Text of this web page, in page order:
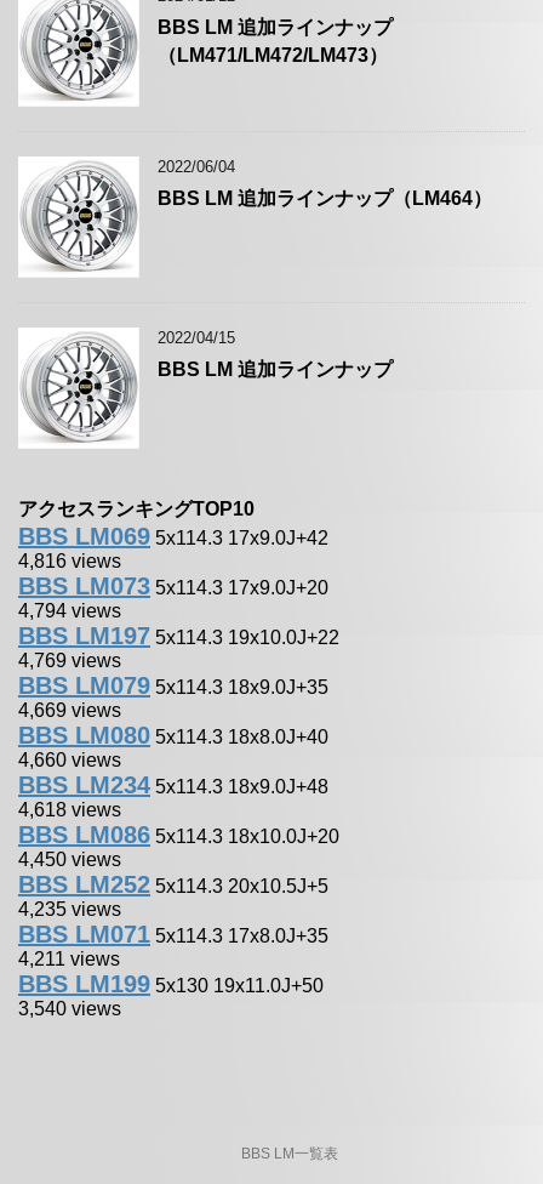
BBS LM 追加ラインナップ
（LM471/LM472/LM473）
2022/06/04
BBS LM 追加ラインナップ（LM464）
2022/04/15
BBS LM 追加ラインナップ
アクセスランキングTOP10
BBS LM069 5x114.3 17x9.0J+42
4,816 views
BBS LM073 5x114.3 17x9.0J+20
4,794 views
BBS LM197 5x114.3 19x10.0J+22
4,769 views
BBS LM079 5x114.3 18x9.0J+35
4,669 views
BBS LM080 5x114.3 18x8.0J+40
4,660 views
BBS LM234 5x114.3 18x9.0J+48
4,618 views
BBS LM086 5x114.3 18x10.0J+20
4,450 views
BBS LM252 5x114.3 20x10.5J+5
4,235 views
BBS LM071 5x114.3 17x8.0J+35
4,211 views
BBS LM199 5x130 19x11.0J+50
3,540 views
BBS LM一覧表